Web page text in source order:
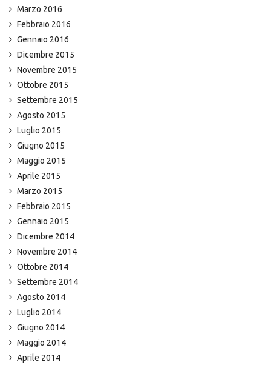
Marzo 2016
Febbraio 2016
Gennaio 2016
Dicembre 2015
Novembre 2015
Ottobre 2015
Settembre 2015
Agosto 2015
Luglio 2015
Giugno 2015
Maggio 2015
Aprile 2015
Marzo 2015
Febbraio 2015
Gennaio 2015
Dicembre 2014
Novembre 2014
Ottobre 2014
Settembre 2014
Agosto 2014
Luglio 2014
Giugno 2014
Maggio 2014
Aprile 2014